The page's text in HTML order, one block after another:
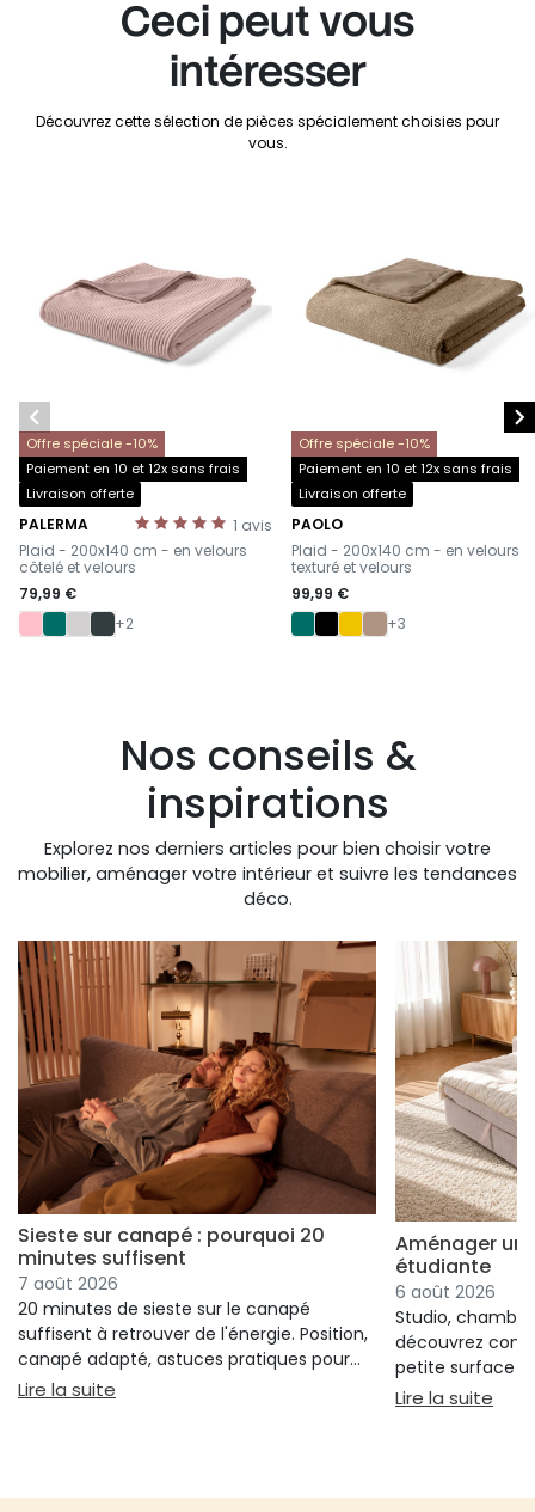
Ceci peut vous
intéresser
Découvrez cette sélection de pièces spécialement choisies pour
vous.
Offre spéciale -10%
Paiement en 10 et 12x sans frais
Livraison offerte
1 avis
PALERMA
-
Plaid - 200x140 cm - en velours
côtelé et velours
79,99 €
+2
Offre spéciale -10%
Paiement en 10 et 12x sans frais
Livraison offerte
PAOLO
-
Plaid - 200x140 cm - en velours
texturé et velours
99,99 €
+3
 
Nos conseils &
inspirations
Explorez nos derniers articles pour bien choisir votre
mobilier, aménager votre intérieur et suivre les tendances
déco.
Sieste sur canapé : pourquoi 20
minutes suffisent
7 août 2026
20 minutes de sieste sur le canapé
suffisent à retrouver de l'énergie. Position,
canapé adapté, astuces pratiques pour
bien s'installer.
Lire la suite : Sieste sur canapé : pourquoi 20 minutes
Aménager un
étudiante
6 août 2026
Studio,
découvrez
petite surface à
confort ni
Lire la suite